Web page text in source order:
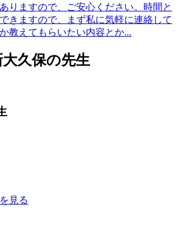
りますので、ご安心ください。時間と
きますので、まず私に気軽に連絡して
教えてもらいたい内容とか...
久保の先生
見る